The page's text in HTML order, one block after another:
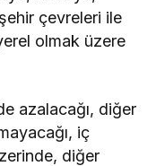
çevreleri ile
olmak üzere
azalacağı, diğer
iç
diğer